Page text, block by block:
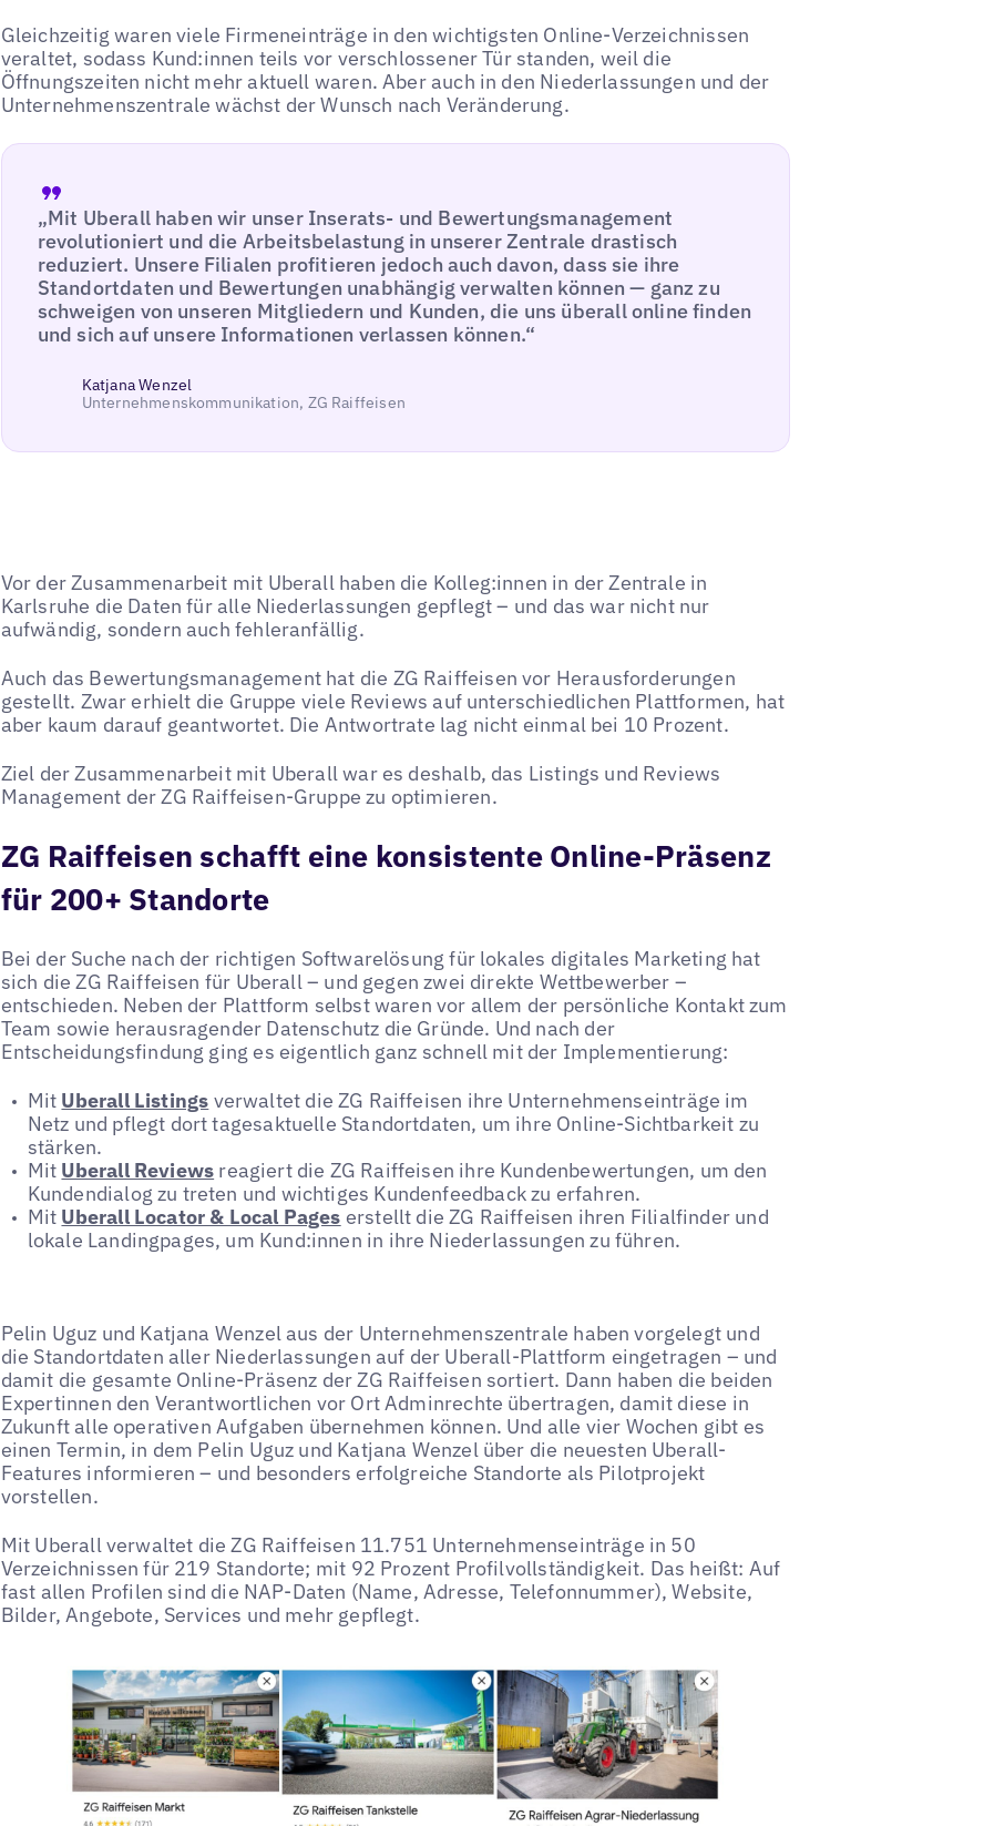
Gleichzeitig waren viele Firmeneinträge in den wichtigsten Online-Verzeichnissen
veraltet, sodass Kund:innen teils vor verschlossener Tür standen, weil die
Öffnungszeiten nicht mehr aktuell waren. Aber auch in den Niederlassungen und der
Unternehmenszentrale wächst der Wunsch nach Veränderung.
„Mit Uberall haben wir unser Inserats- und Bewertungsmanagement
revolutioniert und die Arbeitsbelastung in unserer Zentrale drastisch
reduziert. Unsere Filialen profitieren jedoch auch davon, dass sie ihre
Standortdaten und Bewertungen unabhängig verwalten können — ganz zu
schweigen von unseren Mitgliedern und Kunden, die uns überall online finden
und sich auf unsere Informationen verlassen können.“
Katjana Wenzel
Unternehmenskommunikation, ZG Raiffeisen
Vor der Zusammenarbeit mit Uberall haben die Kolleg:innen in der Zentrale in
Karlsruhe die Daten für alle Niederlassungen gepflegt – und das war nicht nur
aufwändig, sondern auch fehleranfällig.
Auch das Bewertungsmanagement hat die ZG Raiffeisen vor Herausforderungen
gestellt. Zwar erhielt die Gruppe viele Reviews auf unterschiedlichen Plattformen, hat
aber kaum darauf geantwortet. Die Antwortrate lag nicht einmal bei 10 Prozent.
Ziel der Zusammenarbeit mit Uberall war es deshalb, das Listings und Reviews
Management der ZG Raiffeisen-Gruppe zu optimieren.
ZG Raiffeisen schafft eine konsistente Online-Präsenz
für 200+ Standorte
Bei der Suche nach der richtigen Softwarelösung für lokales digitales Marketing hat
sich die ZG Raiffeisen für Uberall – und gegen zwei direkte Wettbewerber –
entschieden. Neben der Plattform selbst waren vor allem der persönliche Kontakt zum
Team sowie herausragender Datenschutz die Gründe. Und nach der
Entscheidungsfindung ging es eigentlich ganz schnell mit der Implementierung:
Mit Uberall Listings verwaltet die ZG Raiffeisen ihre Unternehmenseinträge im
Netz und pflegt dort tagesaktuelle Standortdaten, um ihre Online-Sichtbarkeit zu
stärken.
Mit Uberall Reviews reagiert die ZG Raiffeisen ihre Kundenbewertungen, um den
Kundendialog zu treten und wichtiges Kundenfeedback zu erfahren.
Mit Uberall Locator & Local Pages erstellt die ZG Raiffeisen ihren Filialfinder und
lokale Landingpages, um Kund:innen in ihre Niederlassungen zu führen.
Pelin Uguz und Katjana Wenzel aus der Unternehmenszentrale haben vorgelegt und
die Standortdaten aller Niederlassungen auf der Uberall-Plattform eingetragen – und
damit die gesamte Online-Präsenz der ZG Raiffeisen sortiert. Dann haben die beiden
Expertinnen den Verantwortlichen vor Ort Adminrechte übertragen, damit diese in
Zukunft alle operativen Aufgaben übernehmen können. Und alle vier Wochen gibt es
einen Termin, in dem Pelin Uguz und Katjana Wenzel über die neuesten Uberall-
Features informieren – und besonders erfolgreiche Standorte als Pilotprojekt
vorstellen.
Mit Uberall verwaltet die ZG Raiffeisen 11.751 Unternehmenseinträge in 50
Verzeichnissen für 219 Standorte; mit 92 Prozent Profilvollständigkeit. Das heißt: Auf
fast allen Profilen sind die NAP-Daten (Name, Adresse, Telefonnummer), Website,
Bilder, Angebote, Services und mehr gepflegt.